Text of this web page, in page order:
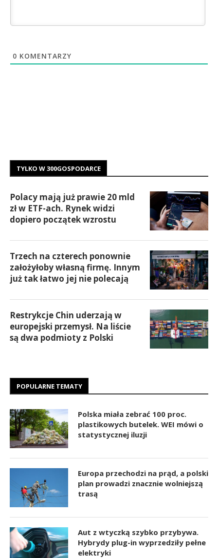
0 KOMENTARZY
TYLKO W 300GOSPODARCE
Polacy mają już prawie 20 mld
zł w ETF-ach. Rynek widzi
dopiero początek wzrostu
Trzech na czterech ponownie
założyłoby własną firmę. Innym
już tak łatwo jej nie polecają
Restrykcje Chin uderzają w
europejski przemysł. Na liście
są dwa podmioty z Polski
POPULARNE TEMATY
Polska miała zebrać 100 proc.
plastikowych butelek. WEI mówi o
statystycznej iluzji
Europa przechodzi na prąd, a polski
plan prowadzi znacznie wolniejszą
trasą
Aut z wtyczką szybko przybywa.
Hybrydy plug-in wyprzedziły pełne
elektryki